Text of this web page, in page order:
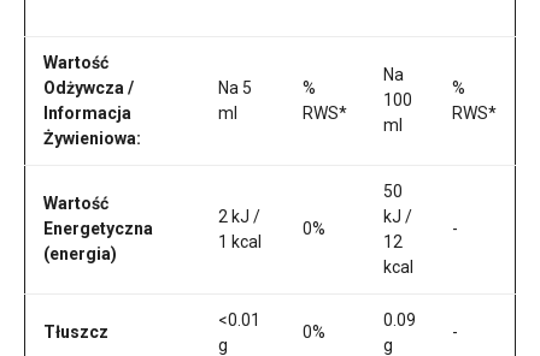
Wartość
Odżywcza /
Informacja
Żywieniowa:
Na 5
ml
%
RWS*
Na
100
ml
%
RWS*
Wartość
Energetyczna
(energia)
2 kJ /
1 kcal
0%
50
kJ /
12
kcal
-
Tłuszcz
<0.01
g
0%
0.09
g
-